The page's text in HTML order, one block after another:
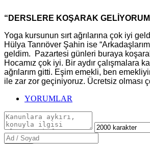
“DERSLERE KOŞARAK
Yoga kursunun sırt ağrılarına çok iyi
Hülya Tanrıöver Şahin ise
geldim. Pazartesi günleri buraya
Hocamız çok iyi. Bir aydır çalışmalara
ağrılarım gitti. Eşim emekli, ben
ile zar zor geçiniyoruz. Ücretsiz olması
YORUMLAR